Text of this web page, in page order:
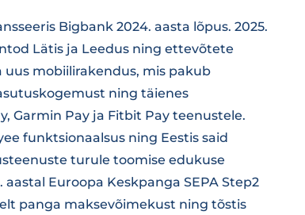
Bigbank 2024. aasta lõpus. 2025.
Lätis ja Leedus ning ettevõtete
uus mobiilirakendus, mis pakub
ning täienes
Garmin Pay ja Fitbit Pay teenustele.
funktsionaalsus ning Eestis said
turule toomise edukuse
Euroopa Keskpanga SEPA Step2
panga maksevõimekust ning tõstis